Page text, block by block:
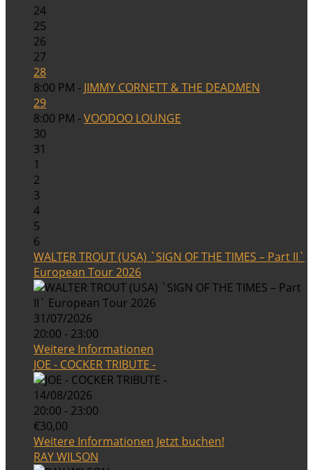
24
25
26
27
28
8:00 PM - JIMMY CORNETT & THE DEADMEN
29
8:00 PM -VOODOO LOUNGE
30
31
1
2
3
4
5
6
WALTER TROUT (USA) `SIGN OF THE TIMES – Part II`
European Tour 2026
31/07/2026
20:00 - 23:00
Weitere Informationen
JOE - COCKER TRIBUTE -
14/08/2026
20:00 - 23:00
€30,00
Weitere Informationen Jetzt buchen!
RAY WILSON